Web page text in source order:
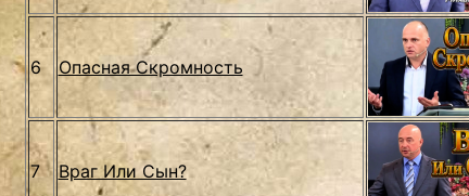
6 Опасная Скромность
7 Враг Или Сын?